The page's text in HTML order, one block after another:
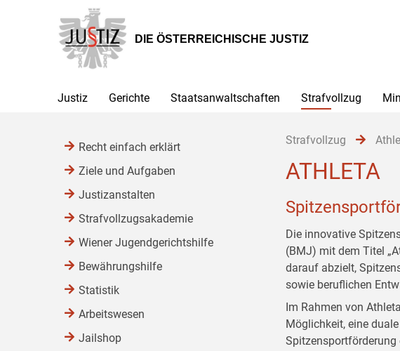
Hauptnavigation
[1]
Inhalt
[2]
Untermenü
[3]
DIE ÖSTERREICHISCHE JUSTIZ
Justiz Gerichte Staatsanwaltschaften Strafvollzug
Strafvollzug
ATHLETA
Die innovative
(BMJ) mit dem Titel
darauf abzielt,
sowie beruflichen
Im Rahmen von
Möglichkeit, eine
Recht einfach erklärt
Ziele und Aufgaben
Justizanstalten
Strafvollzugsakademie
Wiener Jugendgerichtshilfe
Bewährungshilfe
Statistik
Arbeitswesen
Jailshop